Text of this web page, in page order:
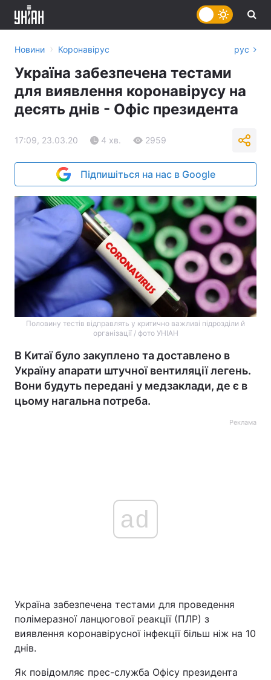
Україна Політика
Економіка
Спорт Наука
Новини › Коронавірус рус
Україна забезпечена тестами
для виявлення коронавірусу на
десять днів - Офіс президента
17:09, 23.03.20 4 хв. 2959
Підпишіться на нас в Google
Половину тестів відправлять у критично важливі підрозділи й
організації / фото УНІАН
В Китаї було закуплено та доставлено в
Україну апарати штучної вентиляції легень.
Вони будуть передані у медзаклади, де є в
цьому нагальна потреба.
Реклама
ad
Україна забезпечена тестами для проведення
полімеразної ланцюгової реакції (ПЛР) з
виявлення коронавірусної інфекції більш ніж на 10
днів.
Як повідомляє прес-служба Офісу президента